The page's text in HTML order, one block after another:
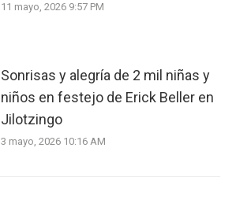
11 mayo, 2026 9:57 PM
Sonrisas y alegría de 2 mil niñas y
niños en festejo de Erick Beller en
Jilotzingo
3 mayo, 2026 10:16 AM